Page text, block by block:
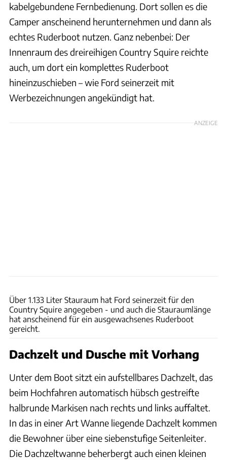
kabelgebundene Fernbedienung. Dort sollen es die
Camper anscheinend herunternehmen und dann als
echtes Ruderboot nutzen. Ganz nebenbei: Der
Innenraum des dreireihigen Country Squire reichte
auch, um dort ein komplettes Ruderboot
hineinzuschieben – wie Ford seinerzeit mit
Werbezeichnungen angekündigt hat.
ANZEIGE
Über 1.133 Liter Stauraum hat Ford seinerzeit für den
Country Squire angegeben - und auch die Stauraumlänge
hat anscheinend für ein ausgewachsenes Ruderboot
gereicht.
Dachzelt und Dusche mit Vorhang
Unter dem Boot sitzt ein aufstellbares Dachzelt, das
beim Hochfahren automatisch hübsch gestreifte
halbrunde Markisen nach rechts und links auffaltet.
In das in einer Art Wanne liegende Dachzelt kommen
die Bewohner über eine siebenstufige Seitenleiter.
Die Dachzeltwanne beherbergt auch einen kleinen